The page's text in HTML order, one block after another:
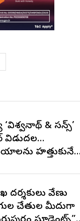
‘విశ్వనాథ్ & సన్స్’
విడుదల…
హత్తుకునే
దర్శకులు వేణు
చేతుల మీదుగా